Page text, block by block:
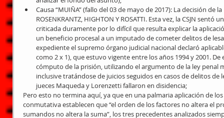
Causa “MUIÑA” (fallo del 03 de mayo de 2017): La decisión de
ROSENKRANTZ, HIGHTON Y ROSATTI. Esta vez, la CSJN
criticada duramente por lo difícil que resulta explicar la
un beneficio procesal a un imputado de cometer delitos de
expediente el supremo órgano judicial nacional declaró
como 2 x 1), que estuvo vigente entre los años 1994 y 2001.
cómputo de la prisión, utilizando el argumento de la ley penal
inclusive tratándose de juicios seguidos en casos de delitos de
jueces Maqueda y Lorenzetti fallaron en disidencia;
Pero esto no termina aquí, ya que en una palmaria aplicación de
conmutativa establecen que “el orden de los factores no altera el
sumandos no altera la suma”, los tres precedentes analizados